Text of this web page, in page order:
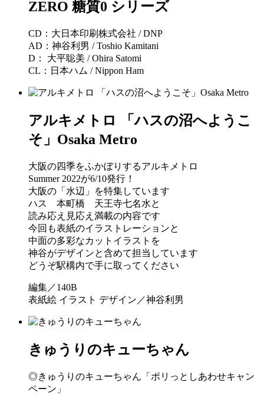
ZERO 糖質0 シリーズ
CD：大日本印刷株式会社 / DNP
AD：神谷利男 / Toshio Kamitani
D： 大平聡美 / Ohira Satomi
CL：日本ハム / Nippon Ham
アルキメトロ 「ハスの沼へようこ
そ」Osaka Metro
大阪の四季をふかぼりするアルキメトロ
Summer 2022が6/10発行！
大阪の「水辺」を特集しています
ハス 本町橋 天王寺七名水と
読み応え見応え満載の内容です
今回も表紙のイラストレーションと
中面の多彩なカットイラストを
神谷がデザインと含めて担当しています
どうぞ駅構内で手に取ってください
編集／140B
表紙絵 イラスト デザイン／神谷利男
きゅうりのキューちゃん
◎きゅうりのキューちゃん「ポリっとしあわせキャン
ペーン」